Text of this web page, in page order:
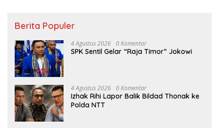
Berita Populer
4 Agustus 2026 0 Komentar
SPK Sentil Gelar “Raja Timor” Jokowi
4 Agustus 2026 0 Komentar
Izhak Rihi Lapor Balik Bildad Thonak ke
Polda NTT